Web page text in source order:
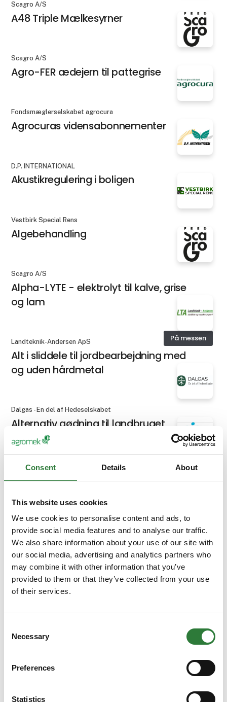
Consent Details About
This website uses cookies
We use cookies to personalise content and ads, to
provide social media features and to analyse our traffic.
We also share information about your use of our site with
our social media, advertising and analytics partners who
may combine it with other information that you’ve
provided to them or that they’ve collected from your use
of their services.
Selection
Necessary
Preferences
Statistics
Scagro A/S
A48 Triple Mælkesyrner
Scagro A/S
Agro-FER ædejern til pattegrise
Fondsmæglerselskabet agrocura
Agrocuras vidensabonnementer
D.P. INTERNATIONAL
Akustikregulering i boligen
Vestbirk Special Rens
Algebehandling
Scagro A/S
Alpha-LYTE - elektrolyt til kalve, grise
og lam
På messen
Landteknik-Andersen ApS
Alt i sliddele til jordbearbejdning med
og uden hårdmetal
Dalgas - En del af Hedeselskabet
Alternativ gødning til landbruget
Azelis
Aminosol
Sorring Maskinhandel A/S
Avant 200-serien
Sorring Maskinhandel A/S
Avant 400-serien
Avant 500-serien
Avant 600-serien